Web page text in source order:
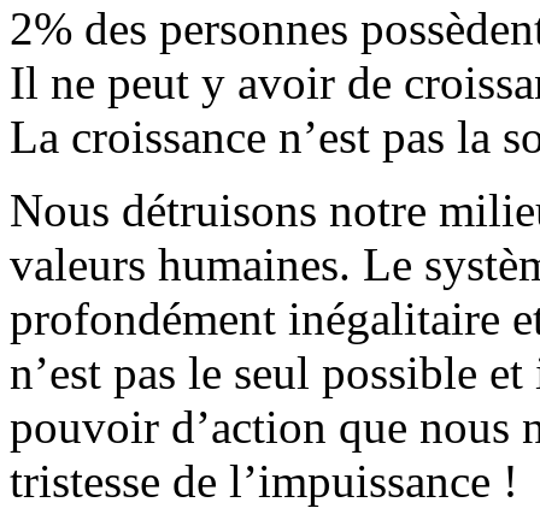
2% des personnes
Il ne peut y avoir de
La croissance n’est pas la
Nous détruisons notre
valeurs humaines. Le
profondément inégalitaire
n’est pas le seul possible
pouvoir d’action que nous
tristesse de l’impuissance !